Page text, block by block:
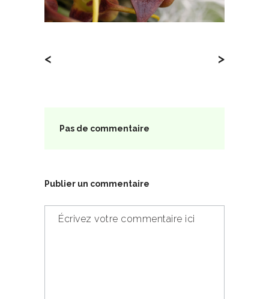
< >
Pas de commentaire
Publier un commentaire